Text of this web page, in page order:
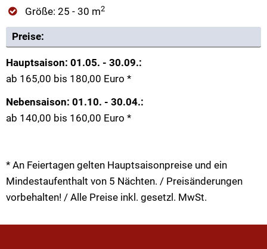
Größe: 25 - 30 m2
Preise:
Hauptsaison: 01.05. - 30.09.:
ab 165,00 bis 180,00 Euro *
Nebensaison: 01.10. - 30.04.:
ab 140,00 bis 160,00 Euro *
* An Feiertagen gelten Hauptsaisonpreise und ein
Mindestaufenthalt von 5 Nächten. / Preisänderungen
vorbehalten! / Alle Preise inkl. gesetzl. MwSt.